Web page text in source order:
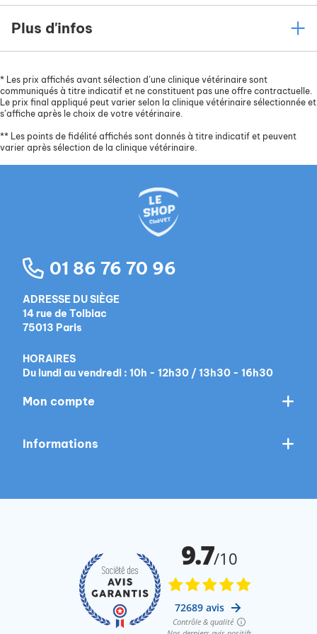
flatulences.
Des peptides marins, source naturelle de
collagène de type II, accompagnés de cartilage
sulfate, qui constituent des nutriments
indispensables pour lasanté des articulationset
lamobilitéde votre compagnon.
Unetaille de croquette adaptéepour une
meilleure mastication : de grosses croquettes,
longtemps et ralentit sa vitesse d’ingestion, ce
qui lui permet d’en tirer le meilleur.
De l’huile de colza, source naturelle d’acides gras
obtenir unpelage sain et soyeux
micronutriments, qui complètent cette recette
et répondent aux besoins quotidiens de votre
Plus d'infos
* Les prix affichés avant sélection d’une clinique vétérinaire sont
communiqués à titre indicatif et ne constituent pas une offre contractuelle.
Le prix final appliqué peut varier selon la clinique vétérinaire sélectionnée et
s’affiche après le choix de votre vétérinaire.
** Les points de fidélité affichés sont donnés à titre indicatif et peuvent
varier après sélection de la clinique vétérinaire.
01 86 76 70 96
ADRESSE DU SIÈGE
14 rue de Tolbiac
75013 Paris
HORAIRES
Du lundi au vendredi : 10h - 12h30 / 13h30 - 16h30
Mon compte
Informations